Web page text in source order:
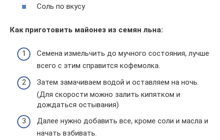
Соль по вкусу
Как приготовить майонез из семян льна:
Семена измельчить до мучного состояния, лучше
всего с этим справится кофемолка.
Затем замачиваем водой и оставляем на ночь.
(Для скорости можно залить кипятком и
дождаться остывания)
Далее нужно добавить все, кроме соли и масла и
начать взбивать.